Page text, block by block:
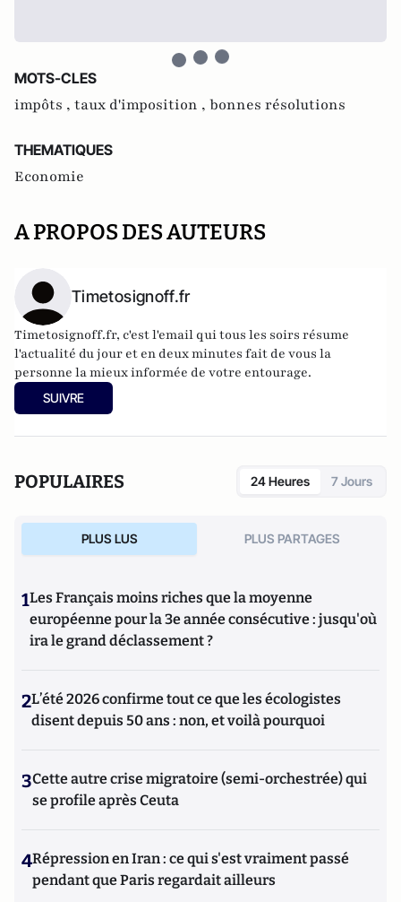
MOTS-CLES
impôts , taux d'imposition , bonnes résolutions
THEMATIQUES
Economie
A PROPOS DES AUTEURS
Timetosignoff.fr
Timetosignoff.fr, c'est l'email qui tous les soirs résume
l'actualité du jour et en deux minutes fait de vous la
personne la mieux informée de votre entourage.
SUIVRE
POPULAIRES 24 Heures 7 Jours
PLUS LUS PLUS PARTAGES
1Les Français moins riches que la moyenne
européenne pour la 3e année consécutive : jusqu'où
ira le grand déclassement ?
2L’été 2026 confirme tout ce que les écologistes
disent depuis 50 ans : non, et voilà pourquoi
3Cette autre crise migratoire (semi-orchestrée) qui
se profile après Ceuta
4Répression en Iran : ce qui s'est vraiment passé
pendant que Paris regardait ailleurs